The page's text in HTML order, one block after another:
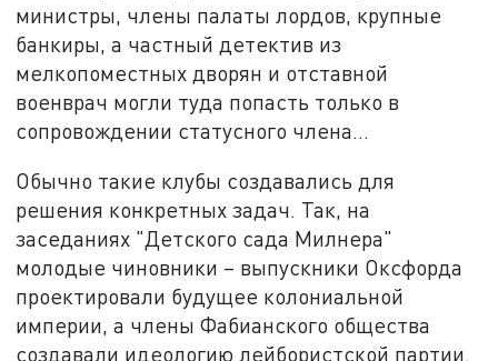
министры, члены палаты лордов, крупные
банкиры, а частный детектив из
мелкопоместных дворян и отставной
военврач могли туда попасть только в
сопровождении статусного члена…
Обычно такие клубы создавались для
решения конкретных задач. Так, на
заседаниях "Детского сада Милнера"
молодые чиновники – выпускники Оксфорда
проектировали будущее колониальной
империи, а члены Фабианского общества
создавали идеологию лейбористской партии.